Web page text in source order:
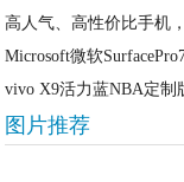
高人气、高性价比手机
Microsoft微软
vivo X9活力蓝NBA定制
图片推荐